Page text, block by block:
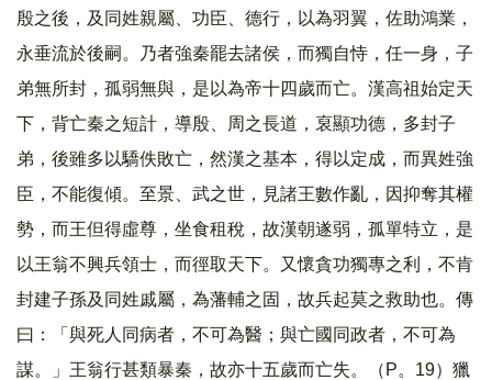
殷之後，及同姓親屬、功臣、德行，以為羽翼，佐助鴻業，
永垂流於後嗣。乃者強秦罷去諸侯，而獨自恃，任一身，子
弟無所封，孤弱無與，是以為帝十四歲而亡。漢高祖始定天
下，背亡秦之短計，導殷、周之長道，裒顯功德，多封子
弟，後雖多以驕佚敗亡，然漢之基本，得以定成，而異姓強
臣，不能復傾。至景、武之世，見諸王數作亂，因抑奪其權
勢，而王但得虛尊，坐食租稅，故漢朝遂弱，孤單特立，是
以王翁不興兵領士，而徑取天下。又懷貪功獨專之利，不肯
封建子孫及同姓戚屬，為藩輔之固，故兵起莫之救助也。傳
曰：「與死人同病者，不可為醫；與亡國同政者，不可為
謀。」王翁行甚類暴秦，故亦十五歲而亡失。（P。19）獵